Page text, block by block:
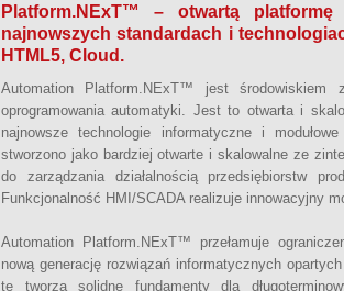
Platform.NExT™ – otwartą platformę
najnowszych standardach i
HTML5, Cloud.
Automation Platform.NExT™ jest środowiskiem
oprogramowania automatyki. Jest to otwarta i
najnowsze technologie informatyczne i
stworzono jako bardziej otwarte i skalowalne ze
do zarządzania działalnością przedsiębiorstw
Funkcjonalność HMI/SCADA realizuje innowacyjny
Automation Platform.NExT™ przełamuje
nową generację rozwiązań informatycznych
te tworzą solidne fundamenty dla